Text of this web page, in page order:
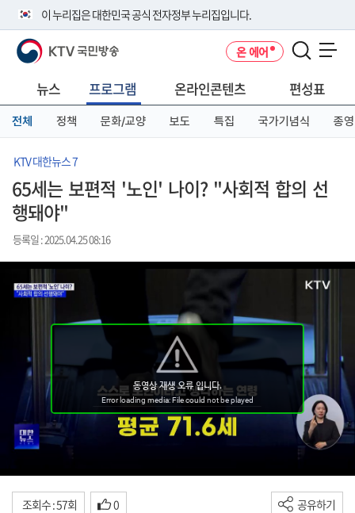
이 누리집은 대한민국 공식 전자정부 누리집입니다.
공식 누리집 주소 확인하기
니다.
이밖에 or.kr 또는 .kr등 다른 도메인 주소를 사용하고 있다면 아래 URL에
서 도메인 주소를 확인해 보세요
KTV 국민방송 온 에어
뉴스 프로그램 온라인콘텐츠 편성표
전체 정책 문화/교양 보도 특집 국가기념식 종영
KTV 대한뉴스 7
65세는 보편적 '노인' 나이? "사회적 합의 선
행돼야"
등록일 : 2025.04.25 08:16
조회수 : 57회 0 공유하기